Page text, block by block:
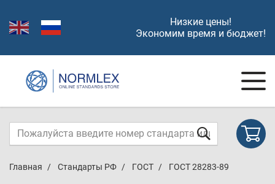
Низкие цены!
Экономим время и бюджет!
Главная Стандарты РФ ГОСТ ГОСТ 28283-89